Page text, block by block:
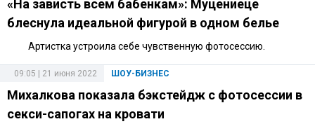
«На зависть всем бабенкам»: Муцениеце
блеснула идеальной фигурой в одном белье
Артистка устроила себе чувственную фотосессию.
ШОУ-БИЗНЕС
09:05 | 21 июня 2022
Михалкова показала бэкстейдж с фотосессии в
секси-сапогах на кровати